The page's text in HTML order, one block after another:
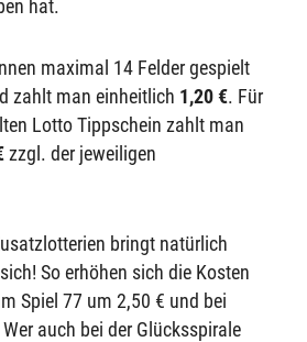
hat.
maximal 14 Felder gespielt
zahlt man einheitlich 1,20 €. Für
Lotto Tippschein zahlt man
zzgl. der jeweiligen
bringt natürlich
So erhöhen sich die Kosten
Spiel 77 um 2,50 € und bei
auch bei der Glücksspirale